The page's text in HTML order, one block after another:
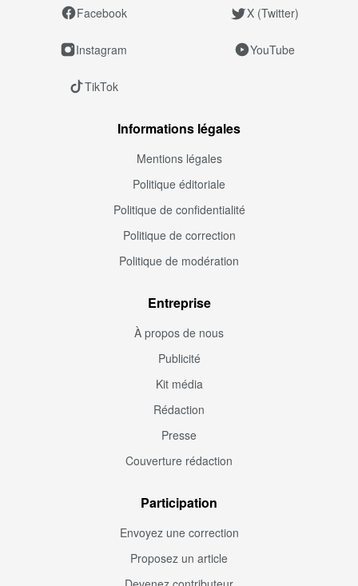
Facebook X (Twitter)
Instagram YouTube
TikTok
Informations légales
Mentions légales
Politique éditoriale
Politique de confidentialité
Politique de correction
Politique de modération
Entreprise
À propos de nous
Publicité
Kit média
Rédaction
Presse
Couverture rédaction
Participation
Envoyez une correction
Proposez un article